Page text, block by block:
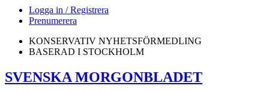
Logga in / Registrera
Prenumerera
KONSERVATIV NYHETSFÖRMEDLING
BASERAD I STOCKHOLM
SVENSKA MORGONBLADET